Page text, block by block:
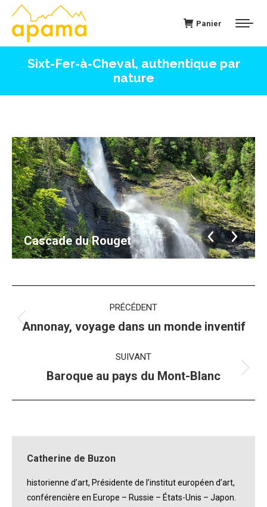
Panier
Sixt-Fer-à-Cheval, authentique par
nature
Cascade du Rouget
album
PRÉCÉDENT
Album
:
Annonay, voyage dans un monde inventif
SUIVANT
Album
Baroque au pays du Mont-Blanc
Catherine de Buzon
historienne d’art, Présidente de l’institut européen d’art,
conférencière en Europe – Russie – États-Unis – Japon.